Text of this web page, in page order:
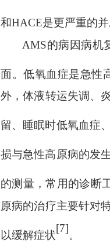
和HACE是更严重的
AMS的病因病机
面。低氧血症是急性
外，体液转运失调、
留、睡眠时低氧血症
损与急性高原病的发
的测量，常用的诊断
原病的治疗主要针对
以缓解症状
[7]
。